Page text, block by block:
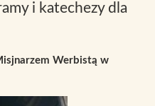
i katechezy dla
Werbistą w